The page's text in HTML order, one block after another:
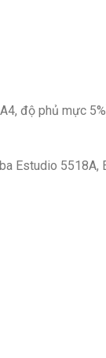
độ phủ mực
Estudio 5518A,